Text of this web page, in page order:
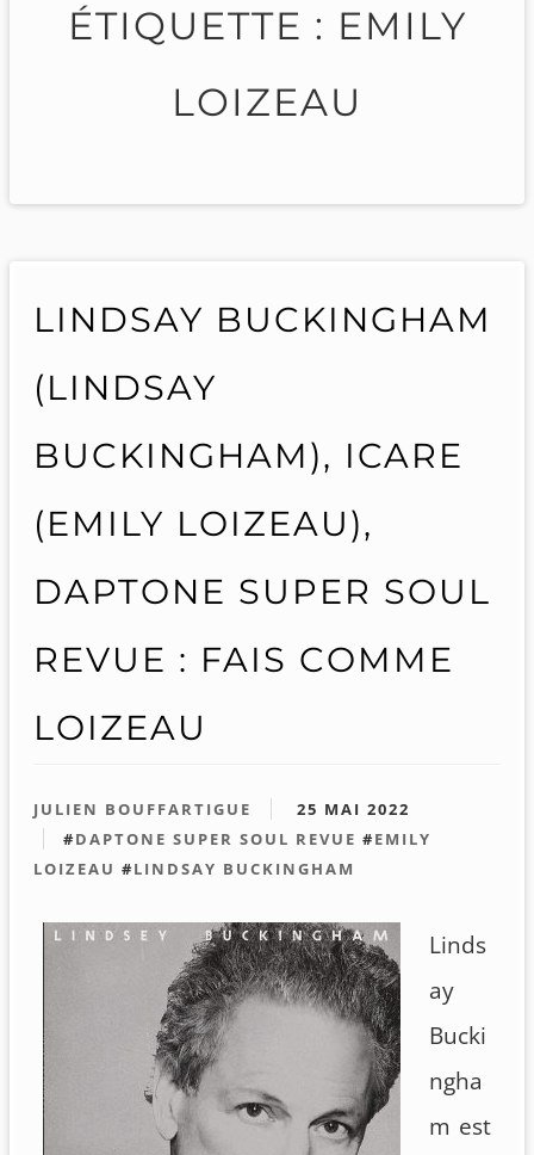
ÉTIQUETTE : EMILY
LOIZEAU
LINDSAY BUCKINGHAM
(LINDSAY
BUCKINGHAM), ICARE
(EMILY LOIZEAU),
DAPTONE SUPER SOUL
REVUE : FAIS COMME
LOIZEAU
JULIEN BOUFFARTIGUE
25 MAI 2022
#DAPTONE SUPER SOUL REVUE #EMILY
LOIZEAU #LINDSAY BUCKINGHAM
Linds
ay
Bucki
ngha
m est